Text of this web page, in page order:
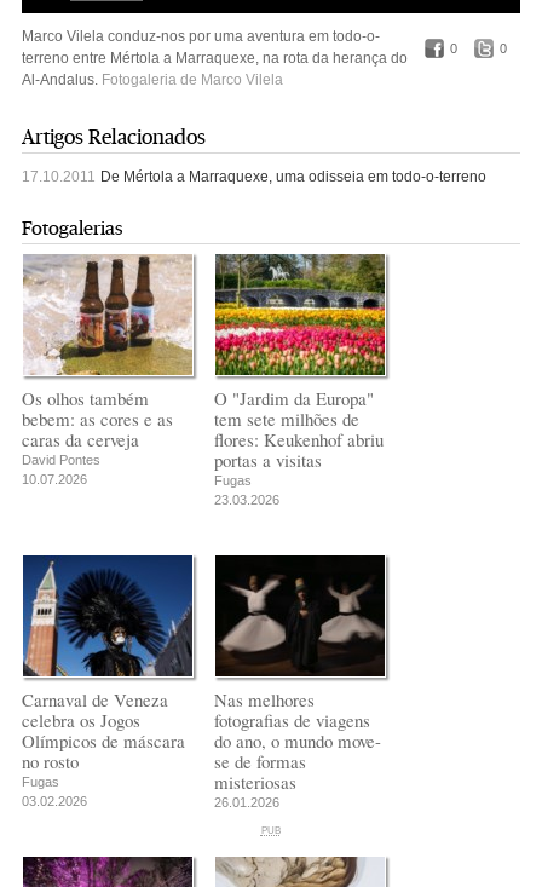
0 0
Marco Vilela conduz-nos por uma aventura em todo-o-
terreno entre Mértola a Marraquexe, na rota da herança do
Al-Andalus. Fotogaleria de Marco Vilela
Artigos Relacionados
17.10.2011 De Mértola a Marraquexe, uma odisseia em todo-o-terreno
Fotogalerias
Os olhos também
bebem: as cores e as
caras da cerveja
David Pontes
10.07.2026
O "Jardim da Europa"
tem sete milhões de
flores: Keukenhof abriu
portas a visitas
Fugas
23.03.2026
Carnaval de Veneza
celebra os Jogos
Olímpicos de máscara
no rosto
Fugas
03.02.2026
Nas melhores
fotografias de viagens
do ano, o mundo move-
se de formas
misteriosas
26.01.2026
PUB
PUB